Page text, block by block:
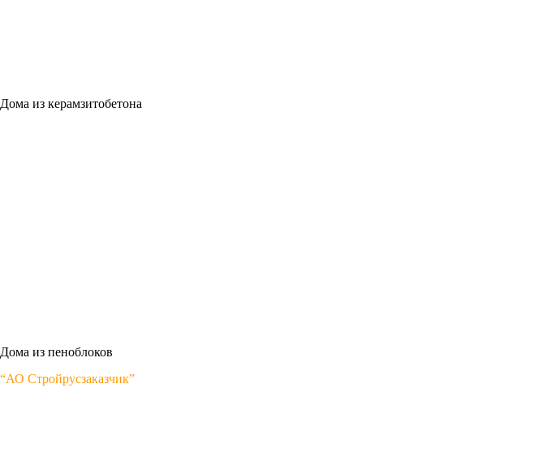
Дома из керамзитобетона
Дома из пеноблоков
“АО Стройрусзаказчик”